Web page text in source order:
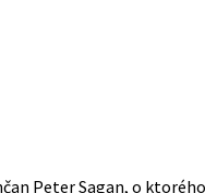
Peter Sagan, o